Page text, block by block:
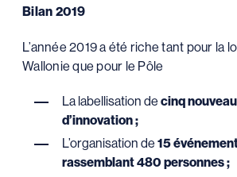
Bilan 2019
L’année 2019 a été riche tant pour la
Wallonie que pour le Pôle
La labellisation decinq
d’innovation ;
L’organisation de15
rassemblant 480 personnes ;